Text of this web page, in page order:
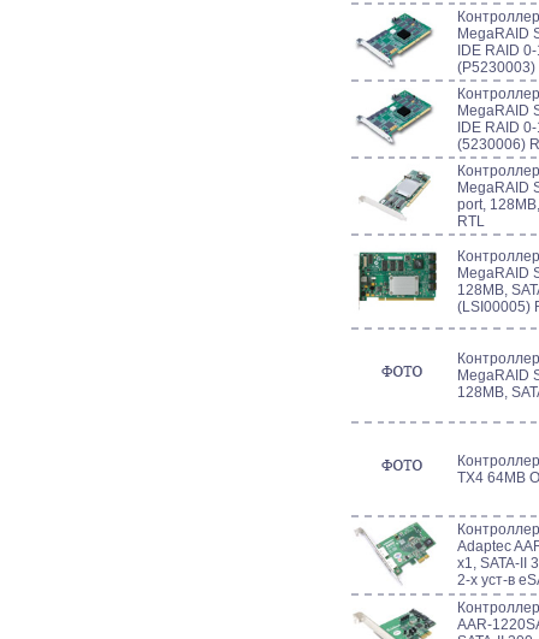
MegaRAID
IDE RAID
(P5230003)
MegaRAID
IDE RAID
(5230006)
MegaRAID
port,
RTL
MegaRAID
128MB,
(LSI00005)
MegaRAID
128MB,
TX4 64MB
Adaptec
x1, SATA-II
2-х уст-в
AAR-